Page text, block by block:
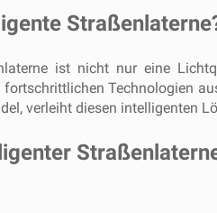
ist nicht nur eine
Technologien
verleiht diesen intelligenten